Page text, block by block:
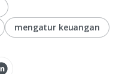
mengatur keuangan